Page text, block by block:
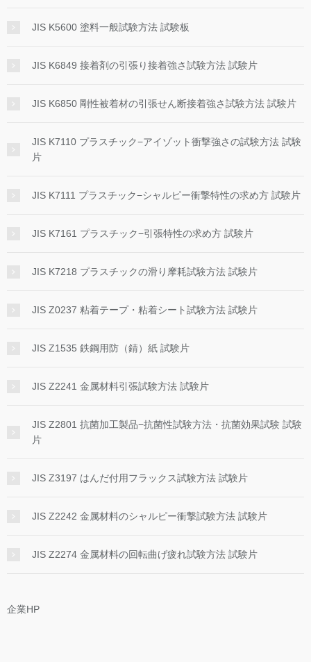
JIS K5600 塗料一般試験方法 試験板
JIS K6849 接着剤の引張り接着強さ試験方法 試験片
JIS K6850 剛性被着材の引張せん断接着強さ試験方法 試験片
JIS K7110 プラスチック−アイゾット衝撃強さの試験方法 試験
片
JIS K7111 プラスチック−シャルピー衝撃特性の求め方 試験片
JIS K7161 プラスチック−引張特性の求め方 試験片
JIS K7218 プラスチックの滑り摩耗試験方法 試験片
JIS Z0237 粘着テープ・粘着シート試験方法 試験片
JIS Z1535 鉄鋼用防（錆）紙 試験片
JIS Z2241 金属材料引張試験方法 試験片
JIS Z2801 抗菌加工製品−抗菌性試験方法・抗菌効果試験 試験
片
JIS Z3197 はんだ付用フラックス試験方法 試験片
JIS Z2242 金属材料のシャルピー衝撃試験方法 試験片
JIS Z2274 金属材料の回転曲げ疲れ試験方法 試験片
企業HP